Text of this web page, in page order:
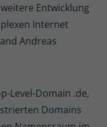
Entwicklung
Internet
Andreas
Level-Domain .de,
Domains